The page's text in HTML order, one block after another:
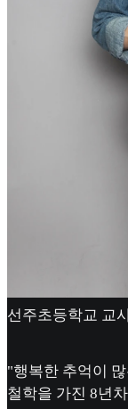
선주초등학교 교
"행복한 추억이
철학을 가진 8년